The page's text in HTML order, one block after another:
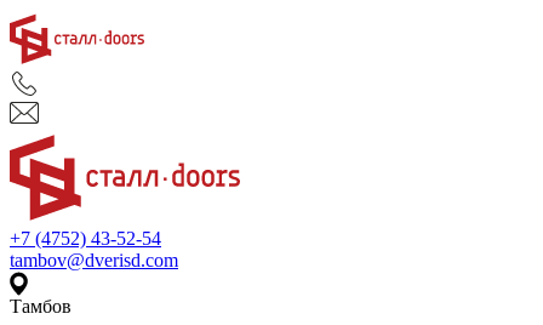
+7 (4752) 43-52-54
tambov@dverisd.com
Тамбов